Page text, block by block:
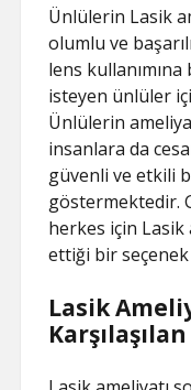
Ünlülerin Lasik
olumlu ve
lens
isteyen ünlüler
Ünlülerin
insanlara da
güvenli ve etkili
göstermektedir.
herkes için
ettiği bir
Lasik